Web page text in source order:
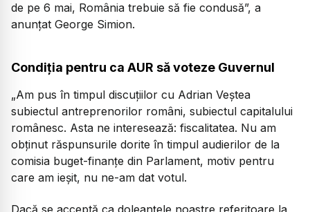
de pe 6 mai, România trebuie să fie condusă”, a
anunțat George Simion.
Condiția pentru ca AUR să voteze Guvernul
„Am pus în timpul discuțiilor cu Adrian Veștea
subiectul antreprenorilor români, subiectul capitalului
românesc. Asta ne interesează: fiscalitatea. Nu am
obținut răspunsurile dorite în timpul audierilor de la
comisia buget-finanțe din Parlament, motiv pentru
care am ieșit, nu ne-am dat votul.